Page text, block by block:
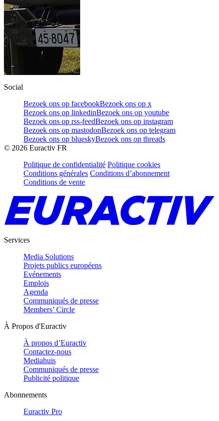
Social
Bezoek ons op facebookBezoek ons op x
Bezoek ons op linkedinBezoek ons op youtube
Bezoek ons op rss-feedBezoek ons op instagram
Bezoek ons op mastodonBezoek ons op telegram
Bezoek ons op blueskyBezoek ons op threads
© 2026 Euractiv FR
Politique de confidentialité Politique cookies
Conditions générales Conditions d’abonnement
Conditions de vente
Services
Media Solutions
Projets publics européens
Evénements
Emplois
Agenda
Communiqués de presse
Members’ Circle
À Propos d'Euractiv
À propos d’Euractiv
Contactez-nous
Mediahuis
Communiqués de presse
Publicité politique
Abonnements
Euractiv Pro